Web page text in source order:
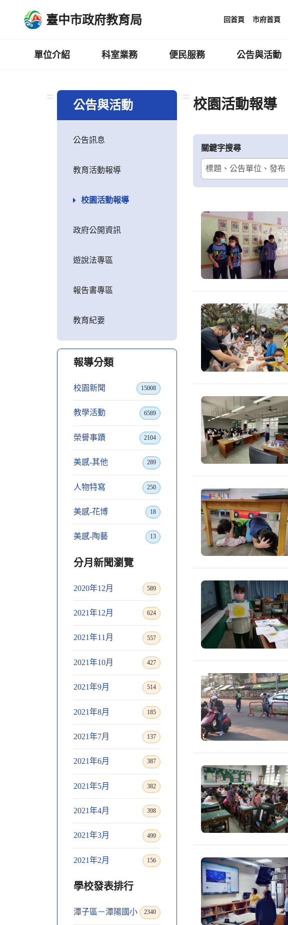
臺中市政府教育局 回首頁 市府首頁
單位介紹 科室業務 便民服務 公告與活動
:::
公告與活動
公告訊息
教育活動報導
校園活動報導
政府公開資訊
遊說法專區
報告書專區
教育紀要
報導分類
校園新聞 15008
教學活動 6589
榮譽事蹟 2104
美感-其他 289
人物特寫 250
美感-花博 18
美感-陶藝 13
分月新聞瀏覽
2020年12月 589
2021年12月 624
2021年11月 557
2021年10月 427
2021年9月 514
2021年8月 185
2021年7月 137
2021年6月 387
2021年5月 382
2021年4月 398
2021年3月 499
2021年2月 156
學校發表排行
潭子區－潭陽國小 2340
:::
校園活動報導
關鍵字搜尋